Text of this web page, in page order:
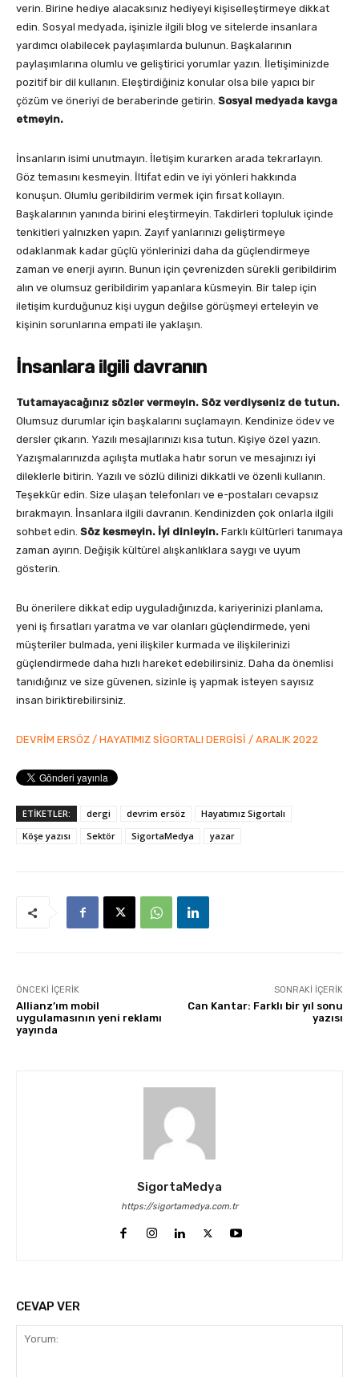
verin. Birine hediye alacaksınız hediyeyi kişiselleştirmeye dikkat
edin. Sosyal medyada, işinizle ilgili blog ve sitelerde insanlara
yardımcı olabilecek paylaşımlarda bulunun. Başkalarının
paylaşımlarına olumlu ve geliştirici yorumlar yazın. İletişiminizde
pozitif bir dil kullanın. Eleştirdiğiniz konular olsa bile yapıcı bir
çözüm ve öneriyi de beraberinde getirin. Sosyal medyada kavga
etmeyin.
İnsanların isimi unutmayın. İletişim kurarken arada tekrarlayın.
Göz temasını kesmeyin. İltifat edin ve iyi yönleri hakkında
konuşun. Olumlu geribildirim vermek için fırsat kollayın.
Başkalarının yanında birini eleştirmeyin. Takdirleri topluluk içinde
tenkitleri yalnızken yapın. Zayıf yanlarınızı geliştirmeye
odaklanmak kadar güçlü yönlerinizi daha da güçlendirmeye
zaman ve enerji ayırın. Bunun için çevrenizden sürekli geribildirim
alın ve olumsuz geribildirim yapanlara küsmeyin. Bir talep için
iletişim kurduğunuz kişi uygun değilse görüşmeyi erteleyin ve
kişinin sorunlarına empati ile yaklaşın.
İnsanlara ilgili davranın
Tutamayacağınız sözler vermeyin. Söz verdiyseniz de tutun.
Olumsuz durumlar için başkalarını suçlamayın. Kendinize ödev ve
dersler çıkarın. Yazılı mesajlarınızı kısa tutun. Kişiye özel yazın.
Yazışmalarınızda açılışta mutlaka hatır sorun ve mesajınızı iyi
dileklerle bitirin. Yazılı ve sözlü dilinizi dikkatli ve özenli kullanın.
Teşekkür edin. Size ulaşan telefonları ve e-postaları cevapsız
bırakmayın. İnsanlara ilgili davranın. Kendinizden çok onlarla ilgili
sohbet edin. Söz kesmeyin. İyi dinleyin. Farklı kültürleri tanımaya
zaman ayırın. Değişik kültürel alışkanlıklara saygı ve uyum
gösterin.
Bu önerilere dikkat edip uyguladığınızda, kariyerinizi planlama,
yeni iş fırsatları yaratma ve var olanları güçlendirmede, yeni
müşteriler bulmada, yeni ilişkiler kurmada ve ilişkilerinizi
güçlendirmede daha hızlı hareket edebilirsiniz. Daha da önemlisi
tanıdığınız ve size güvenen, sizinle iş yapmak isteyen sayısız
insan biriktirebilirsiniz.
DEVRİM ERSÖZ / HAYATIMIZ SİGORTALI DERGİSİ / ARALIK 2022
ETİKETLER: dergi devrim ersöz
Hayatımız Sigortalı
Köşe yazısı
Sektör SigortaMedya yazar
ÖNCEKI İÇERIK
Allianz’ım mobil
uygulamasının yeni reklamı
yayında
SONRAKI İÇERIK
Can Kantar: Farklı bir yıl sonu
yazısı
SigortaMedya
https://sigortamedya.com.tr
CEVAP VER